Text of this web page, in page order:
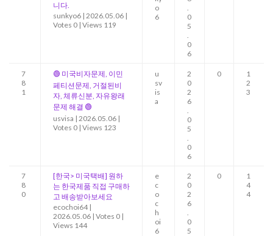
니다.
sunkyo6 | 2026.05.06 |
Votes 0 | Views 119
o
6
0
5
0
6
7
8
1
🟢 미국비자문제, 이민
페티션문제, 거절된비
자, 체류신분, 자유왕래
문제 해결 🟢
usvisa | 2026.05.06 |
Votes 0 | Views 123
u
sv
is
a
2
0
2
6
0
5
0
6
0
1
2
3
7
8
0
[한국> 미국택배] 원하
는 한국제품 직접 구매하
고 배송받아보세요
ecochoi64 |
2026.05.06 | Votes 0 |
Views 144
e
c
o
c
h
oi
6
2
0
2
6
0
5
0
1
4
4